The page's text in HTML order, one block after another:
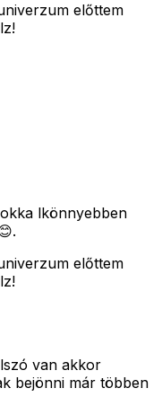
előttem
lkönnyebben
előttem
van akkor
bejönni már többen